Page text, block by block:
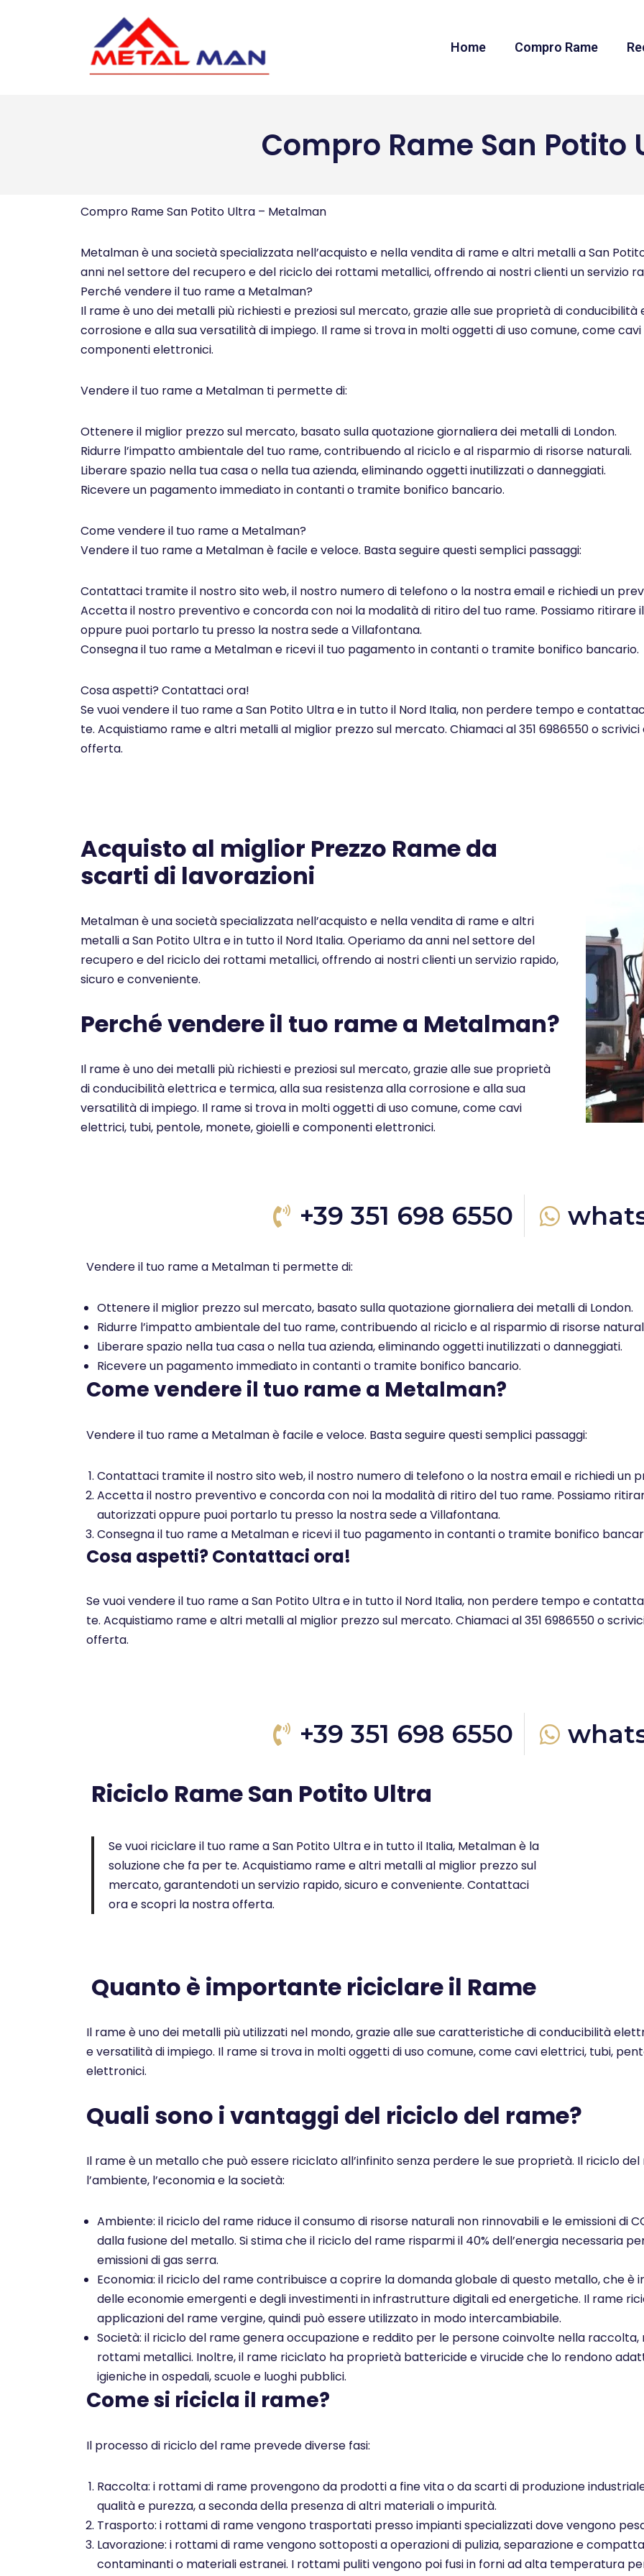
Home Compro Rame
Compro Rame San Potito
Compro Rame San Potito Ultra – Metalman
Metalman è una società specializzata nell’acquisto e nella vendita di rame e altri metalli a San
anni nel settore del recupero e del riciclo dei rottami metallici, offrendo ai nostri clienti un servizio
Perché vendere il tuo rame a Metalman?
Il rame è uno dei metalli più richiesti e preziosi sul mercato, grazie alle sue proprietà di
corrosione e alla sua versatilità di impiego. Il rame si trova in molti oggetti di uso comune, come
componenti elettronici.
Vendere il tuo rame a Metalman ti permette di:
Ottenere il miglior prezzo sul mercato, basato sulla quotazione giornaliera dei metalli di London.
Ridurre l’impatto ambientale del tuo rame, contribuendo al riciclo e al risparmio di risorse naturali.
Liberare spazio nella tua casa o nella tua azienda, eliminando oggetti inutilizzati o danneggiati.
Ricevere un pagamento immediato in contanti o tramite bonifico bancario.
Come vendere il tuo rame a Metalman?
Vendere il tuo rame a Metalman è facile e veloce. Basta seguire questi semplici passaggi:
Contattaci tramite il nostro sito web, il nostro numero di telefono o la nostra email e richiedi un
Accetta il nostro preventivo e concorda con noi la modalità di ritiro del tuo rame. Possiamo ritirare
oppure puoi portarlo tu presso la nostra sede a Villafontana.
Consegna il tuo rame a Metalman e ricevi il tuo pagamento in contanti o tramite bonifico bancario.
Cosa aspetti? Contattaci ora!
Se vuoi vendere il tuo rame a San Potito Ultra e in tutto il Nord Italia, non perdere tempo e
te. Acquistiamo rame e altri metalli al miglior prezzo sul mercato. Chiamaci al 351 6986550 o
offerta.
Acquisto al miglior Prezzo Rame da
scarti di lavorazioni
Metalman è una società specializzata nell’acquisto e nella vendita di rame e altri
metalli a San Potito Ultra e in tutto il Nord Italia. Operiamo da anni nel settore del
recupero e del riciclo dei rottami metallici, offrendo ai nostri clienti un servizio rapido,
sicuro e conveniente.
Perché vendere il tuo rame a Metalman?
Il rame è uno dei metalli più richiesti e preziosi sul mercato, grazie alle sue proprietà
di conducibilità elettrica e termica, alla sua resistenza alla corrosione e alla sua
versatilità di impiego. Il rame si trova in molti oggetti di uso comune, come cavi
elettrici, tubi, pentole, monete, gioielli e componenti elettronici.
+39 351 698 6550
Vendere il tuo rame a Metalman ti permette di:
Ottenere il miglior prezzo sul mercato, basato sulla quotazione giornaliera dei metalli di London.
Ridurre l’impatto ambientale del tuo rame, contribuendo al riciclo e al risparmio di risorse
Liberare spazio nella tua casa o nella tua azienda, eliminando oggetti inutilizzati o danneggiati.
Ricevere un pagamento immediato in contanti o tramite bonifico bancario.
Come vendere il tuo rame a Metalman?
Vendere il tuo rame a Metalman è facile e veloce. Basta seguire questi semplici passaggi:
Contattaci tramite il nostro sito web, il nostro numero di telefono o la nostra email e richiedi un
Accetta il nostro preventivo e concorda con noi la modalità di ritiro del tuo rame. Possiamo
autorizzati oppure puoi portarlo tu presso la nostra sede a Villafontana.
Consegna il tuo rame a Metalman e ricevi il tuo pagamento in contanti o tramite bonifico
Cosa aspetti? Contattaci ora!
Se vuoi vendere il tuo rame a San Potito Ultra e in tutto il Nord Italia, non perdere tempo e
te. Acquistiamo rame e altri metalli al miglior prezzo sul mercato. Chiamaci al 351 6986550 o
offerta.
+39 351 698 6550
Riciclo Rame San Potito Ultra
Se vuoi riciclare il tuo rame a San Potito Ultra e in tutto il Italia, Metalman è la
soluzione che fa per te. Acquistiamo rame e altri metalli al miglior prezzo sul
mercato, garantendoti un servizio rapido, sicuro e conveniente. Contattaci
ora e scopri la nostra offerta.
Quanto è importante riciclare il Rame
Il rame è uno dei metalli più utilizzati nel mondo, grazie alle sue caratteristiche di conducibilità
e versatilità di impiego. Il rame si trova in molti oggetti di uso comune, come cavi elettrici, tubi,
elettronici.
Quali sono i vantaggi del riciclo del rame?
Il rame è un metallo che può essere riciclato all’infinito senza perdere le sue proprietà. Il riciclo
l’ambiente, l’economia e la società:
Ambiente: il riciclo del rame riduce il consumo di risorse naturali non rinnovabili e le emissioni di
dalla fusione del metallo. Si stima che il riciclo del rame risparmi il 40% dell’energia necessaria
emissioni di gas serra.
Economia: il riciclo del rame contribuisce a coprire la domanda globale di questo metallo, che
delle economie emergenti e degli investimenti in infrastrutture digitali ed energetiche. Il rame
applicazioni del rame vergine, quindi può essere utilizzato in modo intercambiabile.
Società: il riciclo del rame genera occupazione e reddito per le persone coinvolte nella
rottami metallici. Inoltre, il rame riciclato ha proprietà battericide e virucide che lo rendono
igieniche in ospedali, scuole e luoghi pubblici.
Come si ricicla il rame?
Il processo di riciclo del rame prevede diverse fasi:
Raccolta: i rottami di rame provengono da prodotti a fine vita o da scarti di produzione
qualità e purezza, a seconda della presenza di altri materiali o impurità.
Trasporto: i rottami di rame vengono trasportati presso impianti specializzati dove vengono
Lavorazione: i rottami di rame vengono sottoposti a operazioni di pulizia, separazione e
contaminanti o materiali estranei. I rottami puliti vengono poi fusi in forni ad alta temperatura